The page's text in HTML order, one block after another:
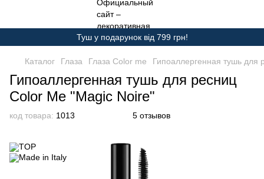
Туш у подарунок від 799 грн!
Каталог Глаза Глаза Color me Гипоаллергенная тушь для
Гипоаллергенная тушь для ресниц
Color Me "Magic Noire"
код товара: 1013 5 отзывов